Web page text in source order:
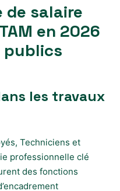
de salaire
en 2026
publics
les travaux
Techniciens et
professionnelle clé
des fonctions